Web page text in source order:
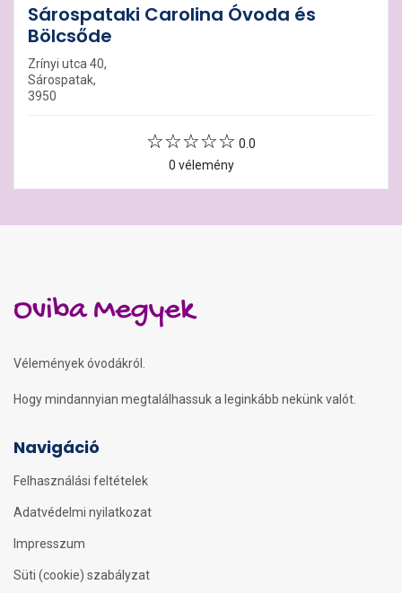
Sárospataki Carolina Óvoda és
Bölcsőde
Zrínyi utca 40,
Sárospatak,
3950
0.0
0 vélemény
Oviba Megyek
Vélemények óvodákról.
Hogy mindannyian megtalálhassuk a leginkább nekünk valót.
Navigáció
Felhasználási feltételek
Adatvédelmi nyilatkozat
Impresszum
Süti (cookie) szabályzat